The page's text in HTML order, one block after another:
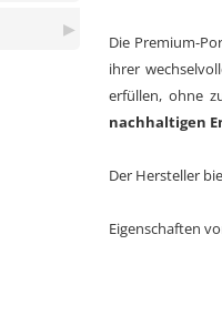
▶
Die Premium-
ihrer
erfüllen, ohne
nachhaltigen
Der Hersteller
Eigenschaften